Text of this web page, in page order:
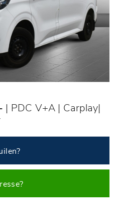
| PDC V+A | Carplay|